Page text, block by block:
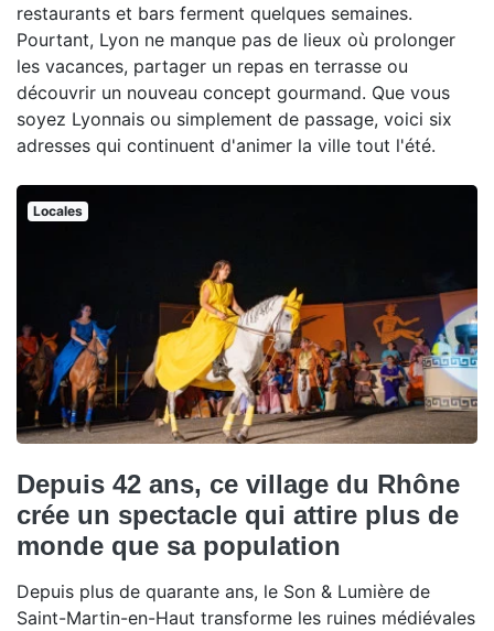
restaurants et bars ferment quelques semaines.
Pourtant, Lyon ne manque pas de lieux où prolonger
les vacances, partager un repas en terrasse ou
découvrir un nouveau concept gourmand. Que vous
soyez Lyonnais ou simplement de passage, voici six
adresses qui continuent d'animer la ville tout l'été.
Locales
Depuis 42 ans, ce village du Rhône
crée un spectacle qui attire plus de
monde que sa population
Depuis plus de quarante ans, le Son & Lumière de
Saint-Martin-en-Haut transforme les ruines médiévales